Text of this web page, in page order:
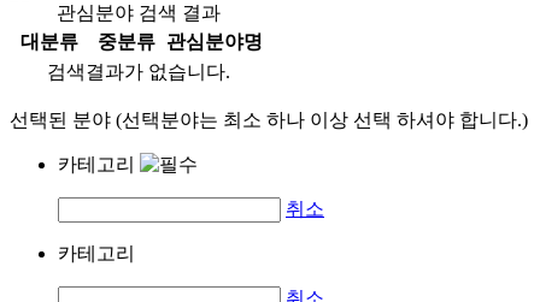
관심분야 검색 결과
대분류
중분류
관심분야명
검색결과가 없습니다.
선택된 분야 (선택분야는 최소 하나 이상 선택 하셔야 합니다.)
카테고리
취소
카테고리
취소